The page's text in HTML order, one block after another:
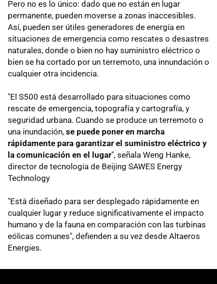
Pero no es lo único: dado que no están en lugar
permanente, pueden moverse a zonas inaccesibles.
Así, pueden ser útiles generadores de energía en
situaciones de emergencia como rescates o desastres
naturales, donde o bien no hay suministro eléctrico o
bien se ha cortado por un terremoto, una innundación o
cualquier otra incidencia.
"El S500 está desarrollado para situaciones como
rescate de emergencia, topografía y cartografía, y
seguridad urbana. Cuando se produce un terremoto o
una inundación, se puede poner en marcha
rápidamente para garantizar el suministro eléctrico y
la comunicación en el lugar", señala Weng Hanke,
director de tecnología de Beijing SAWES Energy
Technology
"Está diseñado para ser desplegado rápidamente en
cualquier lugar y reduce significativamente el impacto
humano y de la fauna en comparación con las turbinas
eólicas comunes", defienden a su vez desde Altaeros
Energies.